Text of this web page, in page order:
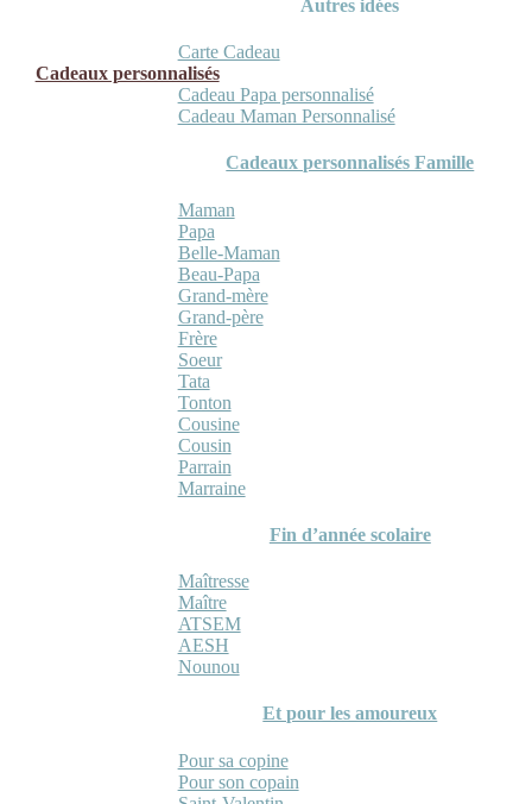
Autres idées
Carte Cadeau
Cadeaux personnalisés
Cadeau Papa personnalisé
Cadeau Maman Personnalisé
Cadeaux personnalisés Famille
Maman
Papa
Belle-Maman
Beau-Papa
Grand-mère
Grand-père
Frère
Soeur
Tata
Tonton
Cousine
Cousin
Parrain
Marraine
Fin d’année scolaire
Maîtresse
Maître
ATSEM
AESH
Nounou
Et pour les amoureux
Pour sa copine
Pour son copain